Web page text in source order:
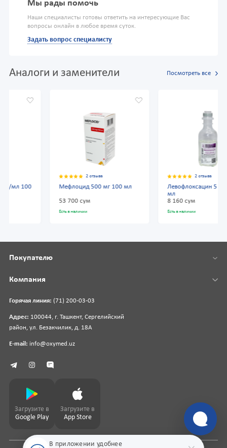
Мы рады помочь
Наши специалисты готовы ответить на интересующие Вас
вопросы онлайн в любое время суток.
Задать вопрос специалисту
Аналоги и заменители Посмотреть все
2 отзыва
Мефлоцид 500 мг 100 мл
2 отзыва
Левофлоксацин 5 мг/мл 100
В приложении удобнее
Горячая линия: (71) 200-03-03
Адрес: 100044, г. Ташкент, Сергелийский
район, ул. Безакчилик, д. 18А
E-mail: info@oxymed.uz
Покупателю
Компания
Загрузите в
Google Play
Загрузите в
App Store